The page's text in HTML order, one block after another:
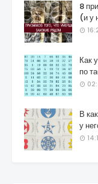
8
(и у
Как
по
В
у